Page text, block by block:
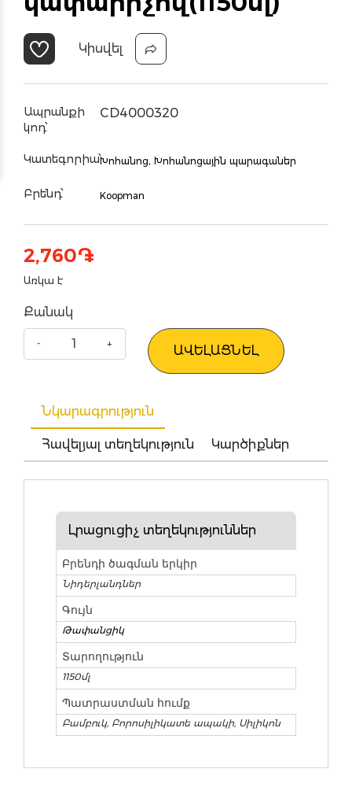
Կիսվել
Ապրանքի
կոդ՝
CD4000320
Կատեգորիա՝Խոհանոց, Խոհանոցային պարագաներ
Բրենդ՝ Koopman
2,760֏
Առկա է
Քանակ
ԱՎԵԼԱՑՆԵԼ
Նկարագրություն
Հավելյալ տեղեկություն Կարծիքներ
Լրացուցիչ տեղեկություններ
Բրենդի ծագման երկիր
Նիդերլանդներ
Գույն
Թափանցիկ
Տարողություն
1150մլ
Պատրաստման հումք
Բամբուկ, Բորոսիլիկատե ապակի, Սիլիկոն